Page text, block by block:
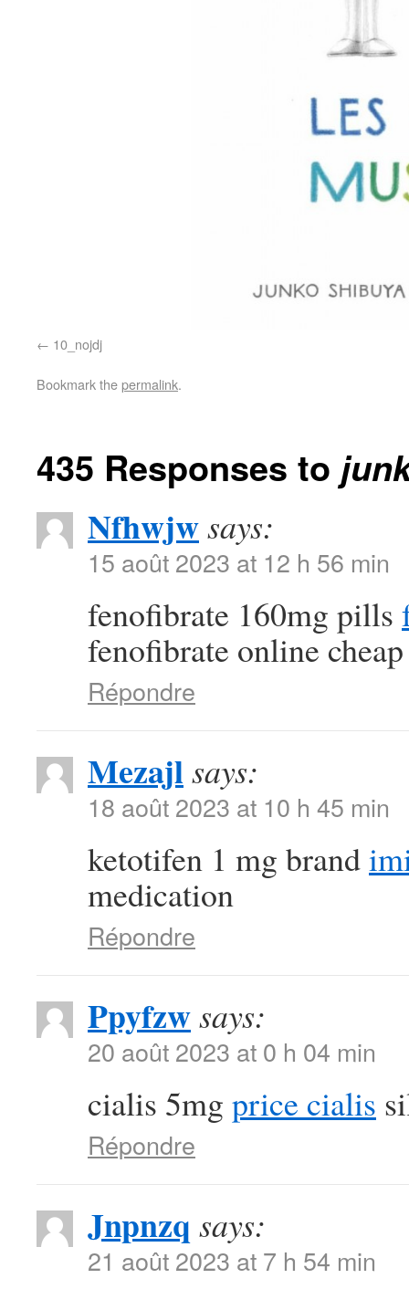
10_nojdj
Bookmark thepermalink.
435 Responses to
Nfhwjwsays:
15 août 2023 at 12 h 56 min
fenofibrate 160mg pills
fenofibrate online cheap
Répondre
Mezajlsays:
18 août 2023 at 10 h 45 min
ketotifen 1 mg brand
medication
Répondre
Ppyfzwsays:
20 août 2023 at 0 h 04 min
cialis 5mg price cialis
Répondre
Jnpnzq says:
21 août 2023 at 7 h 54 min